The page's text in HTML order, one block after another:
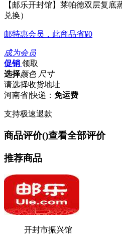
【邮乐开封馆】莱帕德双层复底
兑换）
邮特惠会员，此商品省¥0
成为会员
促销 领取
选择颜色 尺寸
请选择收货地址
河南省|快递： 免运费
支持极速退款
商品评价()查看全部评价
推荐商品
开封市振兴馆